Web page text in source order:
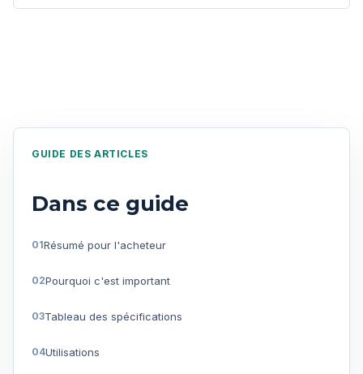
GUIDE DES ARTICLES
Dans ce guide
Résumé pour l'acheteur
Pourquoi c'est important
Tableau des spécifications
Utilisations